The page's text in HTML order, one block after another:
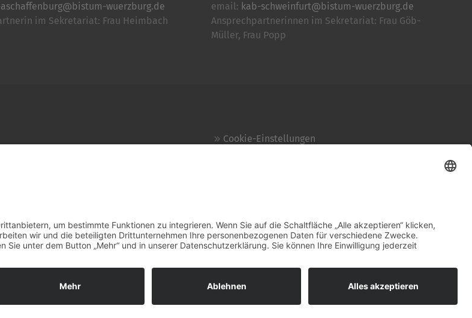
wuerzburg.de
im Sekretariat: Frau Heimbach
email: kab-schweinfurt@bistum-wuerzburg.de
Ansprechpartnerinnen im Sekretariat: Frau Göb-
Müller, Frau Popp
Cookie-Einstellungen
AGB + Datenschutz